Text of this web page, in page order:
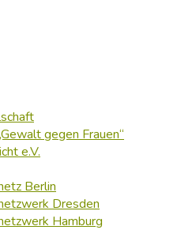
gegen Frauen“
e.V.
Berlin
Dresden
Hamburg